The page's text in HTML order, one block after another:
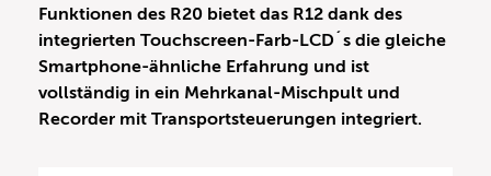
Funktionen des R20 bietet das R12 dank des
integrierten Touchscreen-Farb-LCD´s die gleiche
Smartphone-ähnliche Erfahrung und ist
vollständig in ein Mehrkanal-Mischpult und
Recorder mit Transportsteuerungen integriert.